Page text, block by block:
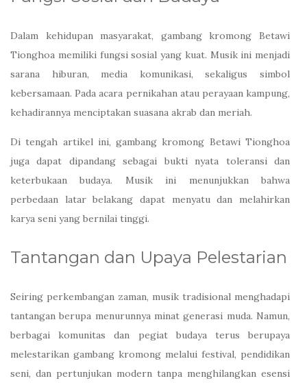
Dalam kehidupan masyarakat, gambang kromong Betawi
Tionghoa memiliki fungsi sosial yang kuat. Musik ini menjadi
sarana hiburan, media komunikasi, sekaligus simbol
kebersamaan. Pada acara pernikahan atau perayaan kampung,
kehadirannya menciptakan suasana akrab dan meriah.
Di tengah artikel ini, gambang kromong Betawi Tionghoa
juga dapat dipandang sebagai bukti nyata toleransi dan
keterbukaan budaya. Musik ini menunjukkan bahwa
perbedaan latar belakang dapat menyatu dan melahirkan
karya seni yang bernilai tinggi.
Tantangan dan Upaya Pelestarian
Seiring perkembangan zaman, musik tradisional menghadapi
tantangan berupa menurunnya minat generasi muda. Namun,
berbagai komunitas dan pegiat budaya terus berupaya
melestarikan gambang kromong melalui festival, pendidikan
seni, dan pertunjukan modern tanpa menghilangkan esensi